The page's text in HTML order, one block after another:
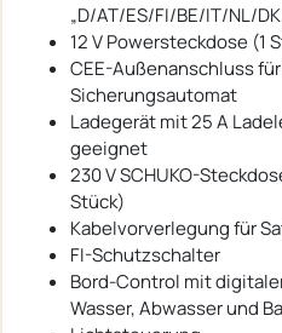
„D/AT/ES/FI/BE/IT/NL/
12 V Powersteckdose (1
CEE-Außenanschluss
Sicherungsautomat
Ladegerät mit 25 A
geeignet
230 V SCHUKO-
Stück)
Kabelvorverlegung für
FI-Schutzschalter
Bord-Control mit
Wasser, Abwasser und